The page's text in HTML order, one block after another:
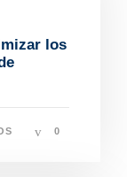
los
0